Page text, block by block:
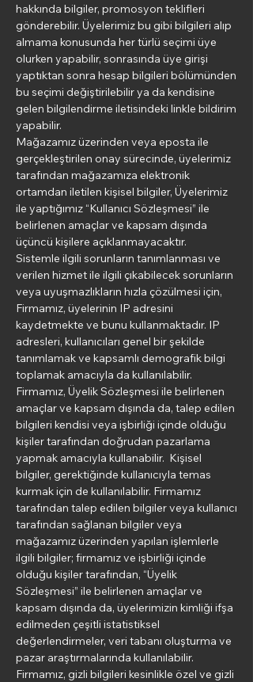
hakkında bilgiler, promosyon teklifleri
gönderebilir. Üyelerimiz bu gibi bilgileri alıp
almama konusunda her türlü seçimi üye
olurken yapabilir, sonrasında üye girişi
yaptıktan sonra hesap bilgileri bölümünden
bu seçimi değiştirilebilir ya da kendisine
gelen bilgilendirme iletisindeki linkle bildirim
yapabilir.
Mağazamız üzerinden veya eposta ile
gerçekleştirilen onay sürecinde, üyelerimiz
tarafından mağazamıza elektronik
ortamdan iletilen kişisel bilgiler, Üyelerimiz
ile yaptığımız “Kullanıcı Sözleşmesi” ile
belirlenen amaçlar ve kapsam dışında
üçüncü kişilere açıklanmayacaktır.
Sistemle ilgili sorunların tanımlanması ve
verilen hizmet ile ilgili çıkabilecek sorunların
veya uyuşmazlıkların hızla çözülmesi için,
Firmamız, üyelerinin IP adresini
kaydetmekte ve bunu kullanmaktadır. IP
adresleri, kullanıcıları genel bir şekilde
tanımlamak ve kapsamlı demografik bilgi
toplamak amacıyla da kullanılabilir.
Firmamız, Üyelik Sözleşmesi ile belirlenen
amaçlar ve kapsam dışında da, talep edilen
bilgileri kendisi veya işbirliği içinde olduğu
kişiler tarafından doğrudan pazarlama
yapmak amacıyla kullanabilir. Kişisel
bilgiler, gerektiğinde kullanıcıyla temas
kurmak için de kullanılabilir. Firmamız
tarafından talep edilen bilgiler veya kullanıcı
tarafından sağlanan bilgiler veya
mağazamız üzerinden yapılan işlemlerle
ilgili bilgiler; firmamız ve işbirliği içinde
olduğu kişiler tarafından, “Üyelik
Sözleşmesi” ile belirlenen amaçlar ve
kapsam dışında da, üyelerimizin kimliği ifşa
edilmeden çeşitli istatistiksel
değerlendirmeler, veri tabanı oluşturma ve
pazar araştırmalarında kullanılabilir.
Firmamız, gizli bilgileri kesinlikle özel ve gizli